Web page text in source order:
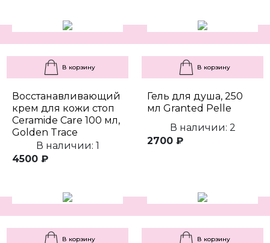
В корзину
Восстанавливающий
крем для кожи стоп
Ceramide Care 100 мл,
Golden Trace
В наличии: 1
4500 ₽
В корзину
Гель для душа, 250
мл Granted Pelle
В наличии: 2
2700 ₽
В корзину В корзину